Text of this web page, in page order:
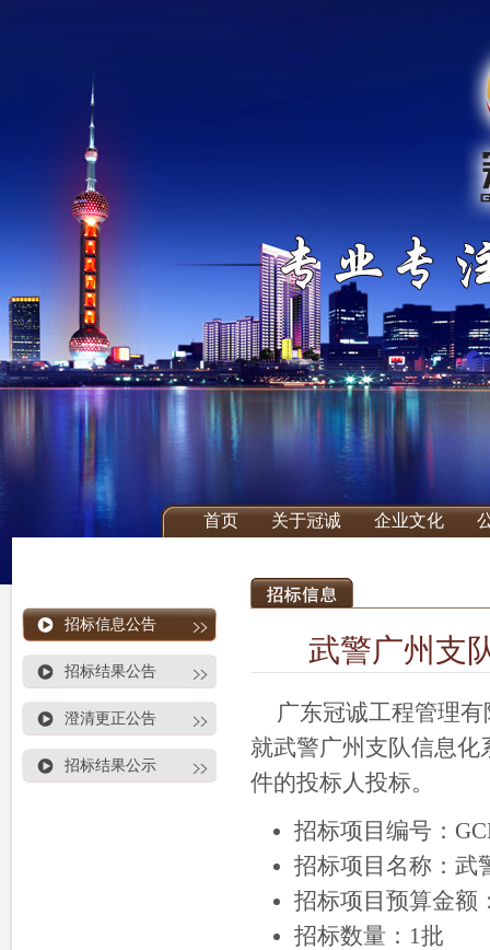
首页 关于冠诚 企业文化
招标信息公告
招标结果公告
澄清更正公告
招标结果公示
武警广州支
广东冠诚工程管理
就武警广州支队信息化
件的投标人投标。
招标项目编号：
招标项目名称：武
招标项目预算金额
招标数量：1批